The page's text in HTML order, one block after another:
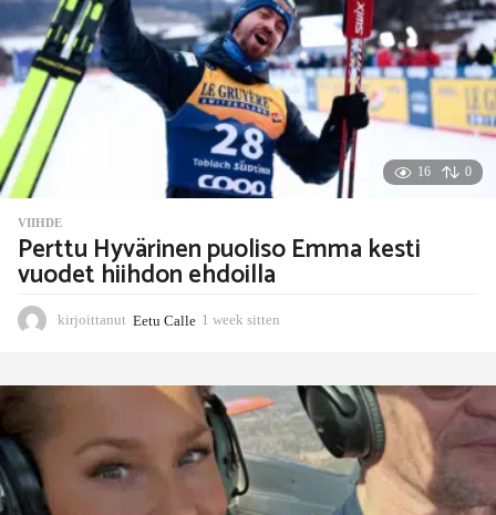
i
t
t
e
n
16 0
VIIHDE
Perttu Hyvärinen puoliso Emma kesti
vuodet hiihdon ehdoilla
kirjoittanut Eetu Calle 1 week sitten
e
s
t